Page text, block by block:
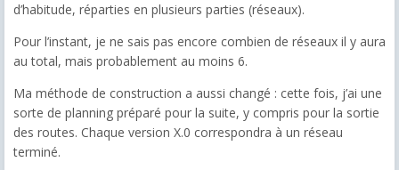
d’habitude, réparties en plusieurs parties (réseaux).
Pour l’instant, je ne sais pas encore combien de réseaux il y aura
au total, mais probablement au moins 6.
Ma méthode de construction a aussi changé : cette fois, j’ai une
sorte de planning préparé pour la suite, y compris pour la sortie
des routes. Chaque version X.0 correspondra à un réseau
terminé.